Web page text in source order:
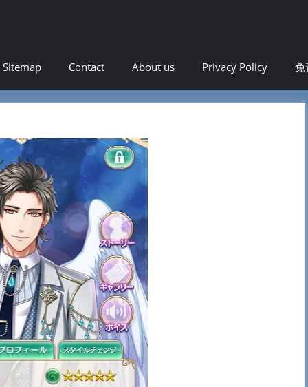
Sitemap Contact About us Privacy Policy 免